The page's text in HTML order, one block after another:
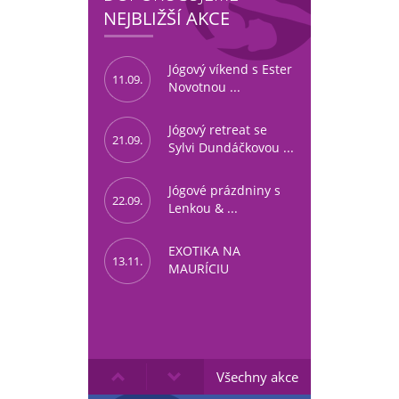
NEJBLIŽŠÍ AKCE
11.09.
Jógový víkend s Ester
Novotnou ...
21.09.
Jógový retreat se
Sylvi Dundáčkovou ...
22.09.
Jógové prázdniny s
Lenkou & ...
13.11.
EXOTIKA NA
MAURÍCIU
Všechny akce